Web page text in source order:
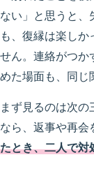
ない」と思うと、
も、復縁は楽しか
せん。連絡がつか
めた場面も、同じ
まず見るのは次
なら、返事や再会
たとき、二人で対